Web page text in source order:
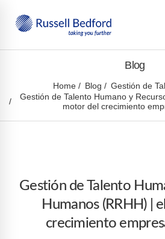
Blog
Home Blog
Gestión de
Gestión de Talento Humano y
motor del crecimiento
Gestión de Talento
Humanos (RRHH) |
crecimiento